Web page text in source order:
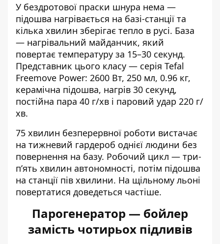
У бездротової праски шнура нема —
підошва нагрівається на базі-станції та
кілька хвилин зберігає тепло в русі. База
— нагрівальний майданчик, який
повертає температуру за 15–30 секунд.
Представник цього класу — серія Tefal
Freemove Power: 2600 Вт, 250 мл, 0.96 кг,
керамічна підошва, нагрів 30 секунд,
постійна пара 40 г/хв і паровий удар 220 г/
хв.
75 хвилин безперервної роботи вистачає
на тижневий гардероб однієї людини без
повернення на базу. Робочий цикл — три-
п’ять хвилин автономності, потім підошва
на станції пів хвилини. На щільному льоні
повертатися доведеться частіше.
Парогенератор — бойлер
замість чотирьох підливів